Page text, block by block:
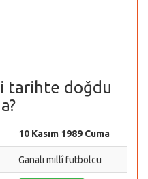
tarihte doğdu
10 Kasım 1989 Cuma
Ganalı millî futbolcu